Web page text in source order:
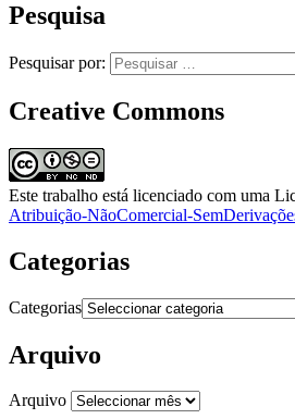
Pesquisa
Pesquisar por:
Creative Commons
Este trabalho está licenciado com uma
Atribuição-NãoComercial-
Categorias
Categorias
Arquivo
Arquivo